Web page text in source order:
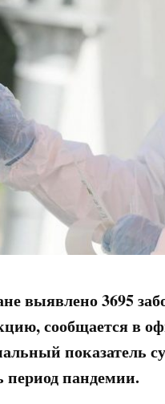
выявлено 3695
сообщается в
показатель
период пандемии.